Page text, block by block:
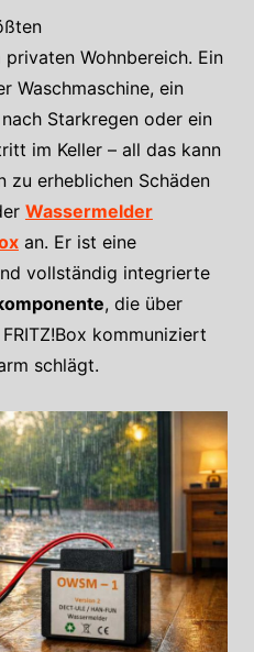
Wohnbereich. Ein
Waschmaschine, ein
Starkregen oder ein
im Keller – all das kann
zu erheblichen Schäden
Wassermelder
an. Er ist eine
vollständig integrierte
, die über
kommuniziert
schlägt.